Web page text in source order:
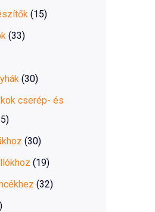
(15)
(33)
(30)
cserép- és
(30)
(19)
(32)